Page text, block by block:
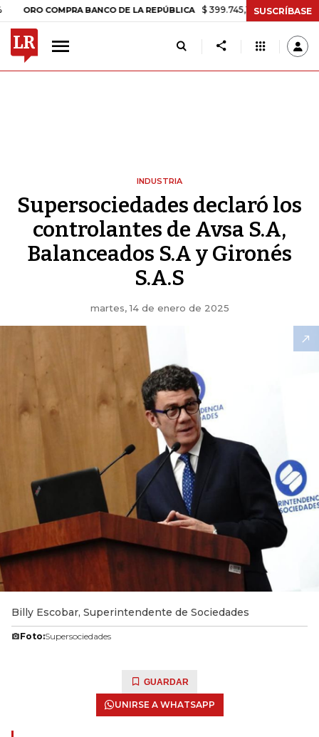
COMPRA BANCO DE LA REPÚBLICA $ 399.745,16 +$ 2.295,71 +0,58%
SUSCRÍBASE
INDUSTRIA
Supersociedades declaró los
controlantes de Avsa S.A,
Balanceados S.A y Gironés
S.A.S
martes, 14 de enero de 2025
Billy Escobar, Superintendente de Sociedades
Foto:Supersociedades
GUARDAR
UNIRSE A WHATSAPP